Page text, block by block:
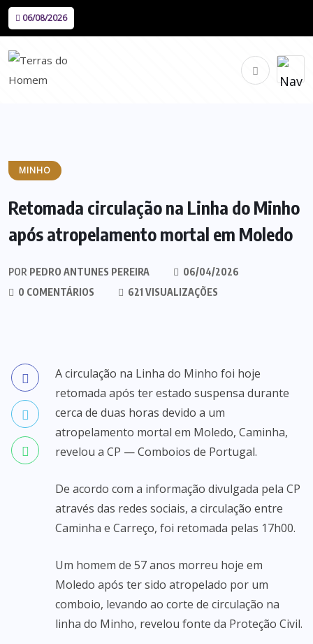
06/08/2026
MINHO
Retomada circulação na Linha do Minho
após atropelamento mortal em Moledo
POR PEDRO ANTUNES PEREIRA
06/04/2026
0 COMENTÁRIOS
621 VISUALIZAÇÕES
A circulação na Linha do Minho foi hoje
retomada após ter estado suspensa durante
cerca de duas horas devido a um
atropelamento mortal em Moledo, Caminha,
revelou a CP — Comboios de Portugal.
De acordo com a informação divulgada pela CP
através das redes sociais, a circulação entre
Caminha e Carreço, foi retomada pelas 17h00.
Um homem de 57 anos morreu hoje em
Moledo após ter sido atropelado por um
comboio, levando ao corte de circulação na
linha do Minho, revelou fonte da Proteção Civil.